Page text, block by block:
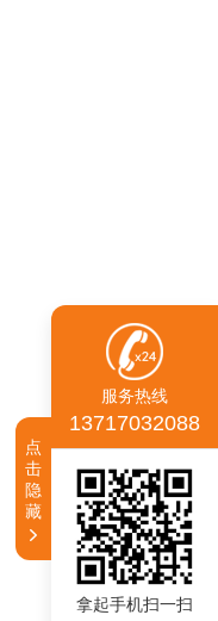
服务热线
13717032088
拿起手机扫一扫
点
击
隐
藏